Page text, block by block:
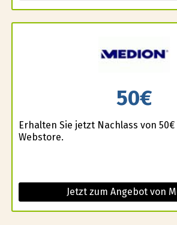
50€
Erhalten Sie jetzt Nachlass von
Webstore.
Jetzt zum Angebot von